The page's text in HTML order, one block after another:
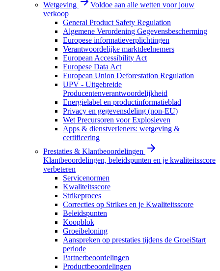
Wetgeving
Voldoe aan alle wetten voor jouw
verkoop
General Product Safety Regulation
Algemene Verordening Gegevensbescherming
Europese informatieverplichtingen
Verantwoordelijke marktdeelnemers
European Accessibility Act
Europese Data Act
European Union Deforestation Regulation
UPV - Uitgebreide
Producentenverantwoordelijkheid
Energielabel en productinformatieblad
Privacy en gegevensdeling (non-EU)
Wet Precursoren voor Explosieven
Apps & dienstverleners: wetgeving &
certificering
Prestaties & Klantbeoordelingen
Klantbeoordelingen, beleidspunten en je kwaliteitsscore
verbeteren
Servicenormen
Kwaliteitsscore
Strikeproces
Correcties op Strikes en je Kwaliteitsscore
Beleidspunten
Koopblok
Groeibeloning
Aanspreken op prestaties tijdens de GroeiStart
periode
Partnerbeoordelingen
Productbeoordelingen